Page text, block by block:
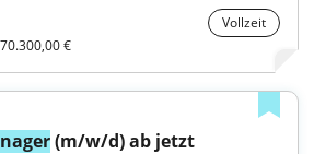
Vollzeit
€
(m/w/d) ab jetzt